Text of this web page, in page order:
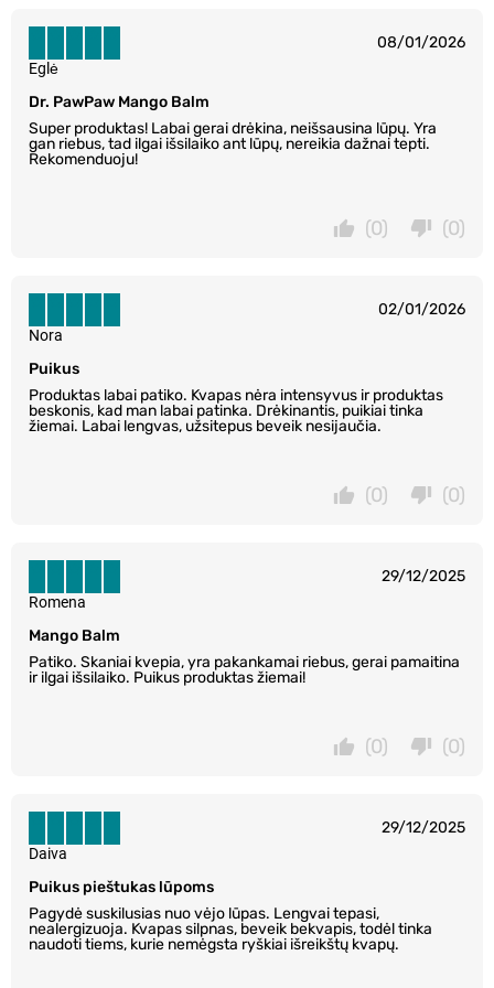
08/01/2026
Dr. PawPaw Mango Balm
Super produktas! Labai gerai drėkina, neišsausina lūpų. Yra
gan riebus, tad ilgai išsilaiko ant lūpų, nereikia dažnai tepti.
Rekomenduoju!
Eglė
(0)
(0)
02/01/2026
Puikus
Produktas labai patiko. Kvapas nėra intensyvus ir produktas
beskonis, kad man labai patinka. Drėkinantis, puikiai tinka
žiemai. Labai lengvas, užsitepus beveik nesijaučia.
Nora
(0)
(0)
29/12/2025
Mango Balm
Patiko. Skaniai kvepia, yra pakankamai riebus, gerai pamaitina
ir ilgai išsilaiko. Puikus produktas žiemai!
Romena
(0)
(0)
29/12/2025
Puikus pieštukas lūpoms
Pagydė suskilusias nuo vėjo lūpas. Lengvai tepasi,
nealergizuoja. Kvapas silpnas, beveik bekvapis, todėl tinka
naudoti tiems, kurie nemėgsta ryškiai išreikštų kvapų.
Daiva